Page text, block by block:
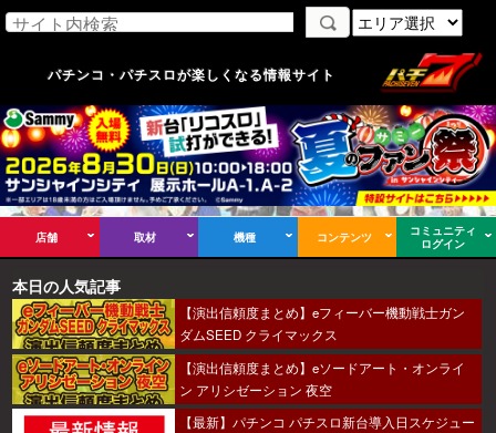
パチンコ・パチスロが楽しくなる情報サイト
店舗 取材 機種 コンテンツ
コミュニティ
ログイン
本日の人気記事
【演出信頼度まとめ】eフィーバー機動戦士ガン
ダムSEED クライマックス
【演出信頼度まとめ】eソードアート・オンライ
ン アリシゼーション 夜空
【最新】パチンコ パチスロ新台導入日スケジュー